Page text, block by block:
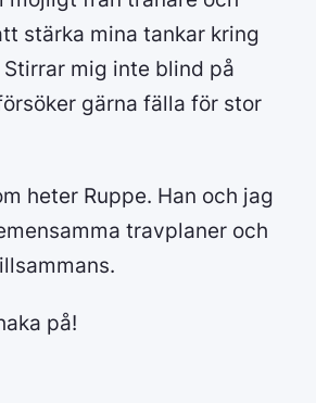
stärka mina tankar kring
mig inte blind på
gärna fälla för stor
heter Ruppe. Han och jag
travplaner och
på!